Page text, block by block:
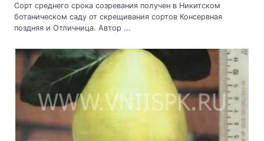
Сорт среднего срока созревания получен в Никитском
ботаническом саду от скрещивания сортов Консервная
поздняя и Отличница. Автор ...